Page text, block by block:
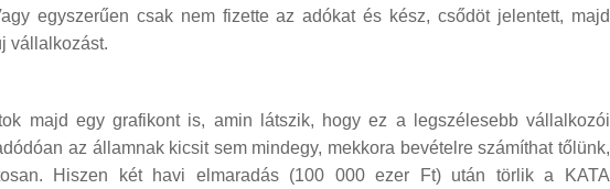
egyszerűen csak nem fizette az adókat és kész, csődöt jelentett, majd
vállalkozást.
majd egy grafikont is, amin látszik, hogy ez a legszélesebb vállalkozói
az államnak kicsit sem mindegy, mekkora bevételre számíthat tőlünk,
Hiszen két havi elmaradás (100 000 ezer Ft) után törlik a KATA